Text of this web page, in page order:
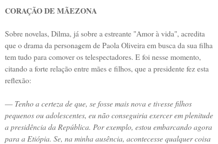
CORAÇÃO DE MÃEZONA
Sobre novelas, Dilma, já sobre a estreante "Amor à vida", acredita
que o drama da personagem de Paola Oliveira em busca da sua filha
tem tudo para comover os telespectadores. E foi nesse momento,
citando a forte relação entre mães e filhos, que a presidente fez esta
reflexão:
— Tenho a certeza de que, se fosse mais nova e tivesse filhos
pequenos ou adolescentes, eu não conseguiria exercer em plenitude
a presidência da República. Por exemplo, estou embarcando agora
para a Etiópia. Se, na minha ausência, acontecesse qualquer coisa